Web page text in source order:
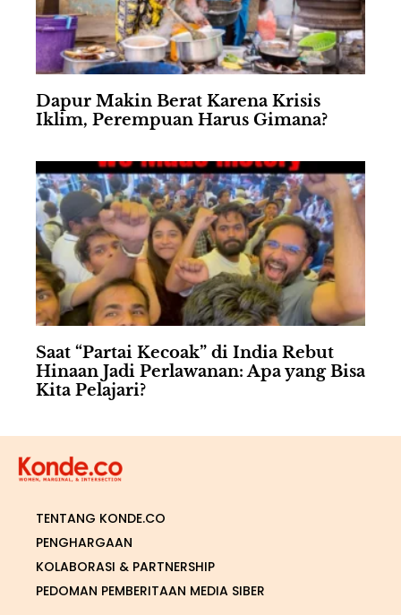
Dapur Makin Berat Karena Krisis
Iklim, Perempuan Harus Gimana?
Saat “Partai Kecoak” di India Rebut
Hinaan Jadi Perlawanan: Apa yang Bisa
Kita Pelajari?
TENTANG KONDE.CO
PENGHARGAAN
KOLABORASI & PARTNERSHIP
PEDOMAN PEMBERITAAN MEDIA SIBER